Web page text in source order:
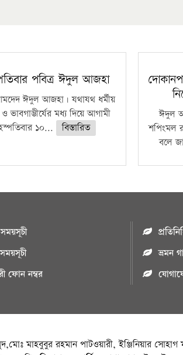
পবিত্র ঈদুল আজহা
ঈদুল আজহা। যথাযথ ধর্মীয়
ও ভাবগাম্ভীর্যের মধ্য দিয়ে আগামী
১০...
বিস্তারিত
ঈদুল
শপিংমল
বলে
সময়সূচী
ফোন নম্বর
ভ্রমন
মাহবুবুর রহমান পাটওয়ারী, ইঞ্জিনিয়ার